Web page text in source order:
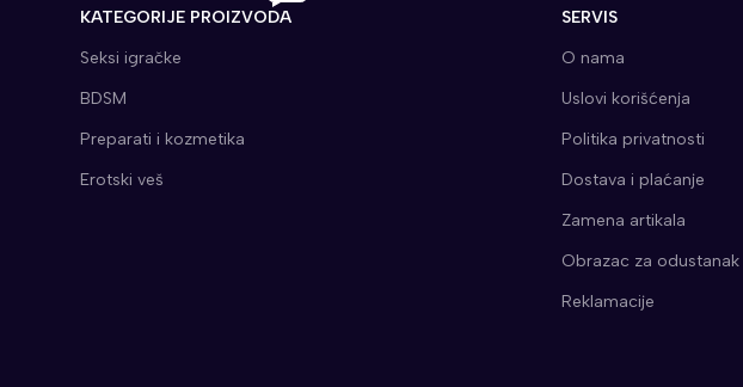
KATEGORIJE PROIZVODA
Seksi igračke
BDSM
Preparati i kozmetika
Erotski veš
SERVIS
O nama
Uslovi korišćenja
Politika privatnosti
Dostava i plaćanje
Zamena artikala
Obrazac za odustanak
Reklamacije